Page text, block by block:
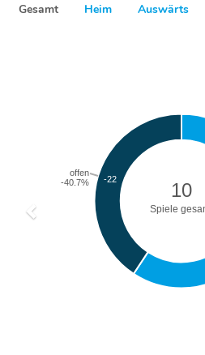
Gesamt Heim Auswärts